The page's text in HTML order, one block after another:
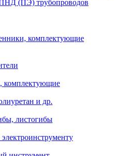
(ПЭ) трубопроводов
комплектующие
комплектующие
и др.
листогибы